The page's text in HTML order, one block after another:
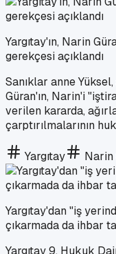
Yargıtay'ın, Narin
gerekçesi açıklandı
Sanıklar anne
Güran'ın, Narin'i
verilen kararda,
çarptırılmalarının
Yargıtay Narin
Yargıtay'dan "iş
çıkarmada da ihbar
Yargıtay 9. Hukuk